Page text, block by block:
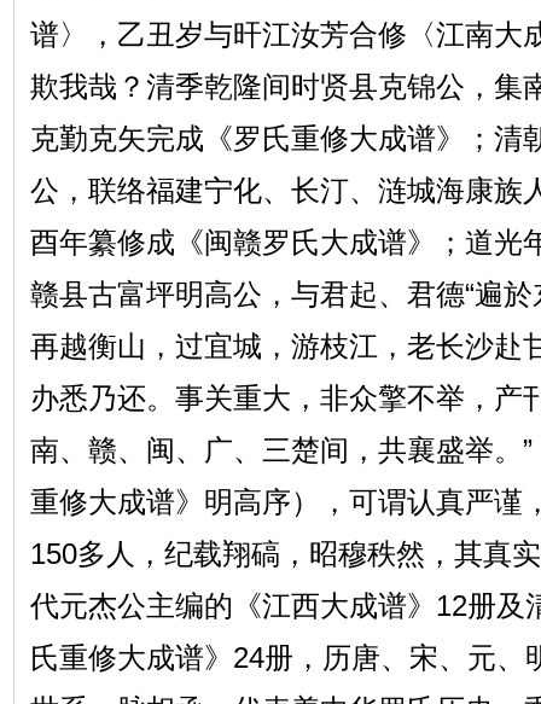
谱〉，乙丑岁与旰江汝芳合修〈江南大
欺我哉？清季乾隆间时贤县克锦公，集
克勤克矢完成《罗氏重修大成谱》；清
公，联络福建宁化、长汀、涟城海康族
酉年纂修成《闽赣罗氏大成谱》；道光
赣县古富坪明高公，与君起、君德“遍
再越衡山，过宜城，游枝江，老长沙赴
办悉乃还。事关重大，非众擎不举，产
南、赣、闽、广、三楚间，共襄盛举。
重修大成谱》明高序），可谓认真严谨
150多人，纪载翔碻，昭穆秩然，其真
代元杰公主编的《江西大成谱》12册及
氏重修大成谱》24册，历唐、宋、元、